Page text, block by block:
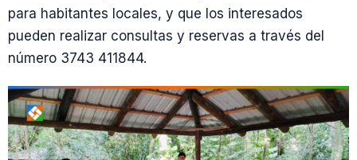
para habitantes locales, y que los interesados
pueden realizar consultas y reservas a través del
número 3743 411844.